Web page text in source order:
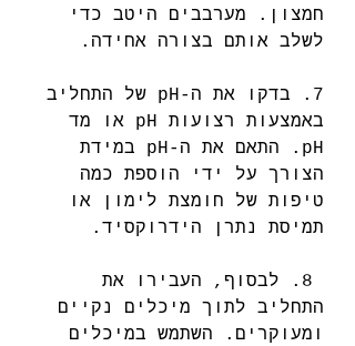
חמצון. מערבבים היטב כדי
לשלב אותם בצורה אחידה.
7. בדקו את ה-pH של התחליב
באמצעות רצועות pH או מד
pH. התאם את ה-pH במידת
הצורך על ידי הוספת כמה
טיפות של חומצת לימון או
תמיסת נתרן הידרוקסיד.
8. לבסוף, העבירו את
התחליב לתוך מיכלים נקיים
ומעוקרים. השתמש במיכלים